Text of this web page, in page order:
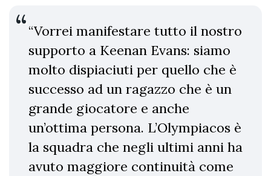
“Vorrei manifestare tutto il nostro
supporto a Keenan Evans: siamo
molto dispiaciuti per quello che è
successo ad un ragazzo che è un
grande giocatore e anche
un’ottima persona. L’Olympiacos è
la squadra che negli ultimi anni ha
avuto maggiore continuità come